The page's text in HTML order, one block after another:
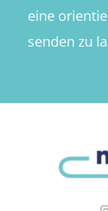
eine
senden zu